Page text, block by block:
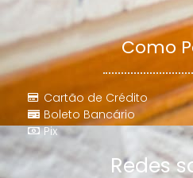
Como
Cartão de Crédito
Boleto Bancário
Pix
Redes